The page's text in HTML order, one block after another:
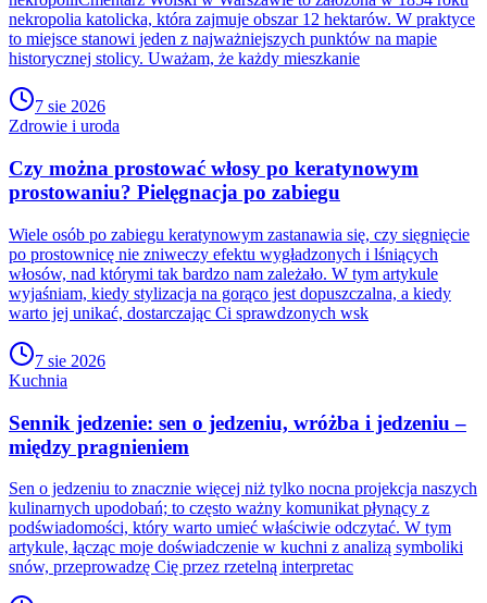
nekropolia katolicka, która zajmuje obszar 12 hektarów. W praktyce
to miejsce stanowi jeden z najważniejszych punktów na mapie
historycznej stolicy. Uważam, że każdy mieszkanie
7 sie 2026
Zdrowie i uroda
Czy można prostować włosy po keratynowym
prostowaniu? Pielęgnacja po zabiegu
Wiele osób po zabiegu keratynowym zastanawia się, czy sięgnięcie
po prostownicę nie zniweczy efektu wygładzonych i lśniących
włosów, nad którymi tak bardzo nam zależało. W tym artykule
wyjaśniam, kiedy stylizacja na gorąco jest dopuszczalna, a kiedy
warto jej unikać, dostarczając Ci sprawdzonych wsk
7 sie 2026
Kuchnia
Sennik jedzenie: sen o jedzeniu, wróżba i jedzeniu –
między pragnieniem
Sen o jedzeniu to znacznie więcej niż tylko nocna projekcja naszych
kulinarnych upodobań; to często ważny komunikat płynący z
podświadomości, który warto umieć właściwie odczytać. W tym
artykule, łącząc moje doświadczenie w kuchni z analizą symboliki
snów, przeprowadzę Cię przez rzetelną interpretac